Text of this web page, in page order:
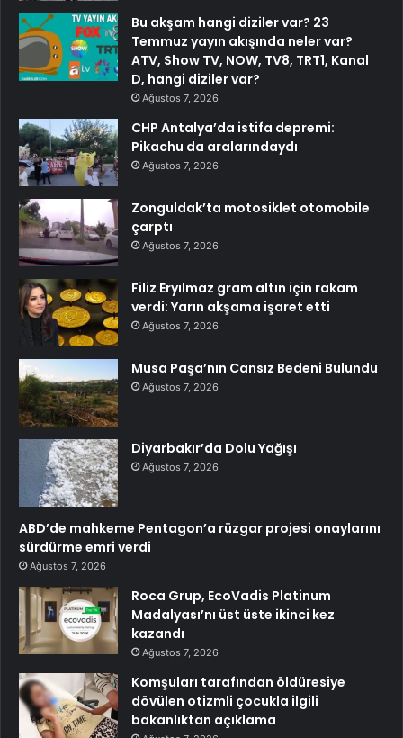
Bu akşam hangi diziler var? 23
Temmuz yayın akışında neler var?
ATV, Show TV, NOW, TV8, TRT1, Kanal
D, hangi diziler var?
Ağustos 7, 2026
CHP Antalya’da istifa depremi:
Pikachu da aralarındaydı
Ağustos 7, 2026
Zonguldak’ta motosiklet otomobile
çarptı
Ağustos 7, 2026
Filiz Eryılmaz gram altın için rakam
verdi: Yarın akşama işaret etti
Ağustos 7, 2026
Musa Paşa’nın Cansız Bedeni Bulundu
Ağustos 7, 2026
Diyarbakır’da Dolu Yağışı
Ağustos 7, 2026
ABD’de mahkeme Pentagon’a rüzgar projesi onaylarını
sürdürme emri verdi
Ağustos 7, 2026
Roca Grup, EcoVadis Platinum
Madalyası’nı üst üste ikinci kez
kazandı
Ağustos 7, 2026
Komşuları tarafından öldüresiye
dövülen otizmli çocukla ilgili
bakanlıktan açıklama